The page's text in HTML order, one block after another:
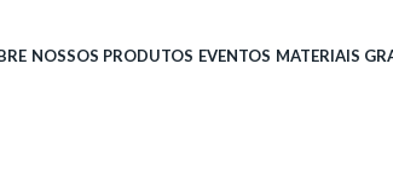
NOSSOS PRODUTOS EVENTOS MATERIAIS